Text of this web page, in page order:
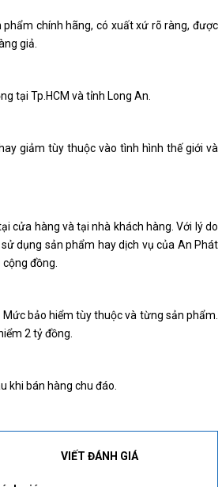
chính hãng, có xuất xứ rõ ràng, được
giả.
tại Tp.HCM và tỉnh Long An.
giảm tùy thuộc vào tình hình thế giới và
cửa hàng và tại nhà khách hàng. Với lý do
dụng sản phẩm hay dịch vụ của An Phát
đồng.
bảo hiểm tùy thuộc và từng sản phẩm.
2 tỷ đồng.
khi bán hàng chu đáo.
VIẾT ĐÁNH GIÁ